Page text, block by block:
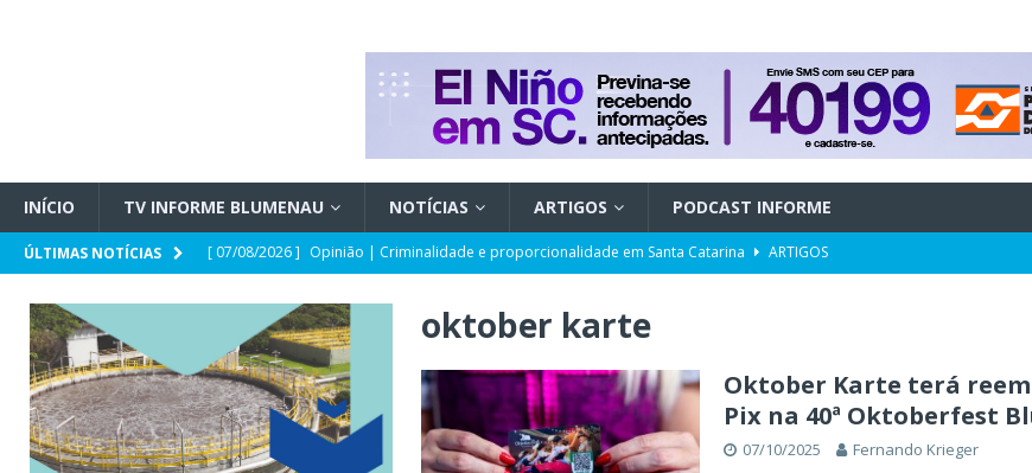
INÍCIO TV INFORME BLUMENAU NOTÍCIAS ARTIGOS PODCAST INFORME
ÚLTIMAS NOTÍCIAS [ 07/08/2026 ] Opinião | Criminalidade e proporcionalidade em Santa Catarina
ARTIGOS
[ 07/08/2026 ] Entrevista | Túlio de Amorim Pfuetzenreiter, candidato ao Senado pelo Missão
[ 07/08/2026 ] HEMOSC adota novos critérios para doação de sangue
POLÍTICA
[ 07/08/2026 ] Indaial registra o maior crescimento da história no Ideb
X. DESTAQUES
[ 07/08/2026 ]
TSE cria conselho para acompanhar desinformação e uso de inteligência artificial POLÍTICA
oktober karte
Oktober Karte terá
Pix na 40ª Oktoberfest
07/10/2025 Fernando Krieger